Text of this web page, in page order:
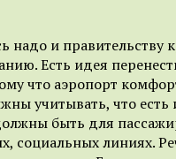
надо и правительству
Есть идея
что аэропорт
учитывать, что есть
быть для
социальных линиях.